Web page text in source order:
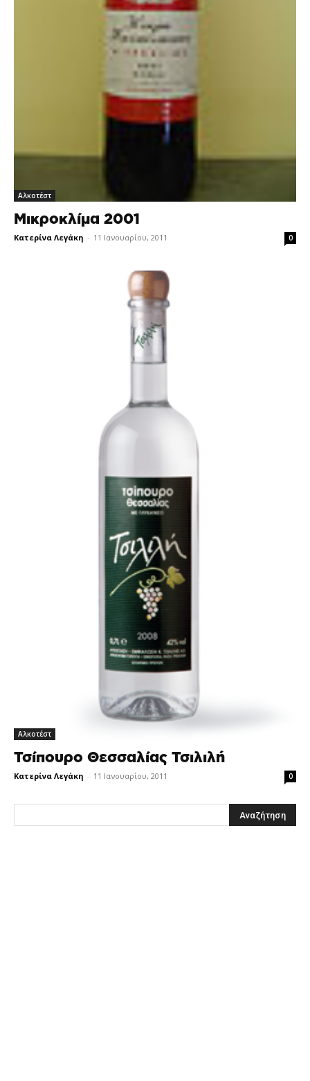
Αλκοτέστ
Μικροκλίμα 2001
Κατερίνα Λεγάκη - 11 Ιανουαρίου, 2011 0
Αλκοτέστ
Τσίπουρο Θεσσαλίας Τσιλιλή
Κατερίνα Λεγάκη - 11 Ιανουαρίου, 2011 0